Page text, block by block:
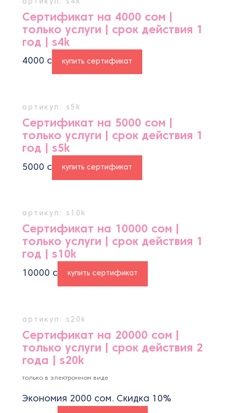
артикул: s4k
Сертификат на 4000 сом |
только услуги | срок действия 1
год | s4k
4000 с купить сертификат
артикул: s5k
Сертификат на 5000 сом |
только услуги | срок действия 1
год | s5k
5000 с купить сертификат
артикул: s10k
Сертификат на 10000 сом |
только услуги | срок действия 1
год | s10k
10000 с купить сертификат
артикул: s20k
Сертификат на 20000 сом |
только услуги | срок действия 2
года | s20k
только в электронном виде
Экономия 2000 сом. Скидка 10%